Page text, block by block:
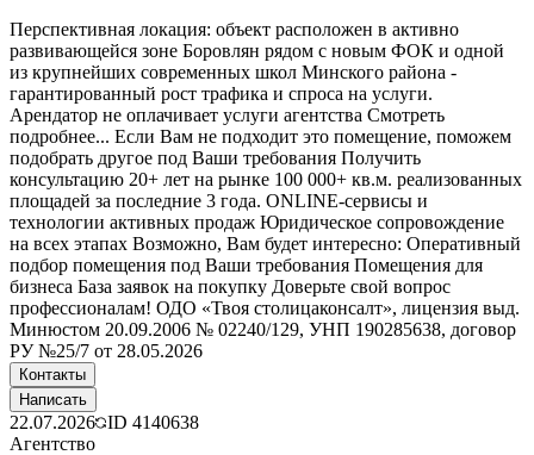
Перспективная локация: объект расположен в активно
развивающейся зоне Боровлян рядом с новым ФОК и одной
из крупнейших современных школ Минского района -
гарантированный рост трафика и спроса на услуги.
Арендатор не оплачивает услуги агентства Смотреть
подробнее... Если Вам не подходит это помещение, поможем
подобрать другое под Ваши требования Получить
консультацию 20+ лет на рынке 100 000+ кв.м. реализованных
площадей за последние 3 года. ONLINE-сервисы и
технологии активных продаж Юридическое сопровождение
на всех этапах Возможно, Вам будет интересно: Оперативный
подбор помещения под Ваши требования Помещения для
бизнеса База заявок на покупку Доверьте свой вопрос
профессионалам! ОДО «Твоя столицаконсалт», лицензия выд.
Минюстом 20.09.2006 № 02240/129, УНП 190285638, договор
РУ №25/7 от 28.05.2026
Контакты
Написать
22.07.2026 ID 4140638
Агентство